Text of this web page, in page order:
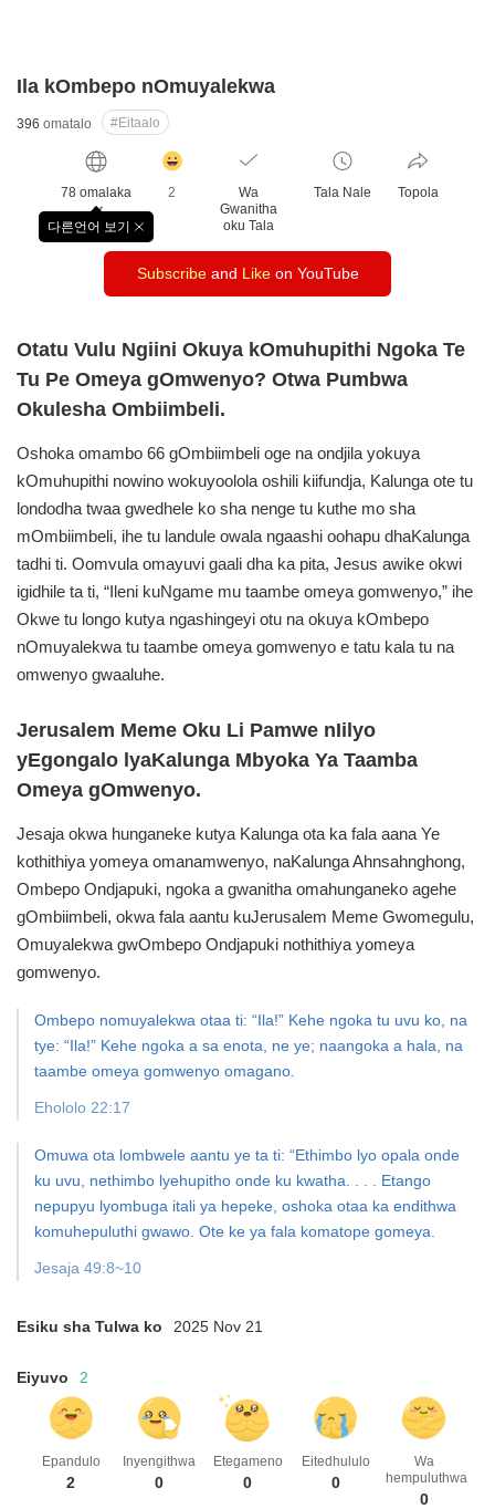
Ila kOmbepo nOmuyalekwa
396 omatalo #Eitaalo
78 omalaka
다른언어 보기
창
기
감
2
Wa
Gwanitha
oku Tala
Tala Nale Topola
Subscribeand Likeon YouTube
Otatu Vulu Ngiini Okuya kOmuhupithi Ngoka Te
Tu Pe Omeya gOmwenyo? Otwa Pumbwa
Okulesha Ombiimbeli.
Oshoka omambo 66 gOmbiimbeli oge na ondjila yokuya
kOmuhupithi nowino wokuyoolola oshili kiifundja, Kalunga ote tu
londodha twaa gwedhele ko sha nenge tu kuthe mo sha
mOmbiimbeli, ihe tu landule owala ngaashi oohapu dhaKalunga
tadhi ti. Oomvula omayuvi gaali dha ka pita, Jesus awike okwi
igidhile ta ti, “Ileni kuNgame mu taambe omeya gomwenyo,” ihe
Okwe tu longo kutya ngashingeyi otu na okuya kOmbepo
nOmuyalekwa tu taambe omeya gomwenyo e tatu kala tu na
omwenyo gwaaluhe.
Jerusalem Meme Oku Li Pamwe nIilyo
yEgongalo lyaKalunga Mbyoka Ya Taamba
Omeya gOmwenyo.
Jesaja okwa hunganeke kutya Kalunga ota ka fala aana Ye
kothithiya yomeya omanamwenyo, naKalunga Ahnsahnghong,
Ombepo Ondjapuki, ngoka a gwanitha omahunganeko agehe
gOmbiimbeli, okwa fala aantu kuJerusalem Meme Gwomegulu,
Omuyalekwa gwOmbepo Ondjapuki nothithiya yomeya
gomwenyo.
Ombepo nomuyalekwa otaa ti: “Ila!” Kehe ngoka tu uvu ko, na
tye: “Ila!” Kehe ngoka a sa enota, ne ye; naangoka a hala, na
taambe omeya gomwenyo omagano.
Ehololo 22:17
Omuwa ota lombwele aantu ye ta ti: “Ethimbo lyo opala onde
ku uvu, nethimbo lyehupitho onde ku kwatha. . . . Etango
nepupyu lyombuga itali ya hepeke, oshoka otaa ka endithwa
komuhepuluthi gwawo. Ote ke ya fala komatope gomeya.
Jesaja 49:8~10
Esiku sha Tulwa ko 2025 Nov 21
Eiyuvo 2
Epandulo
2
Inyengithwa
0
Etegameno
0
Eitedhululo
0
Wa
hempuluthwa
0